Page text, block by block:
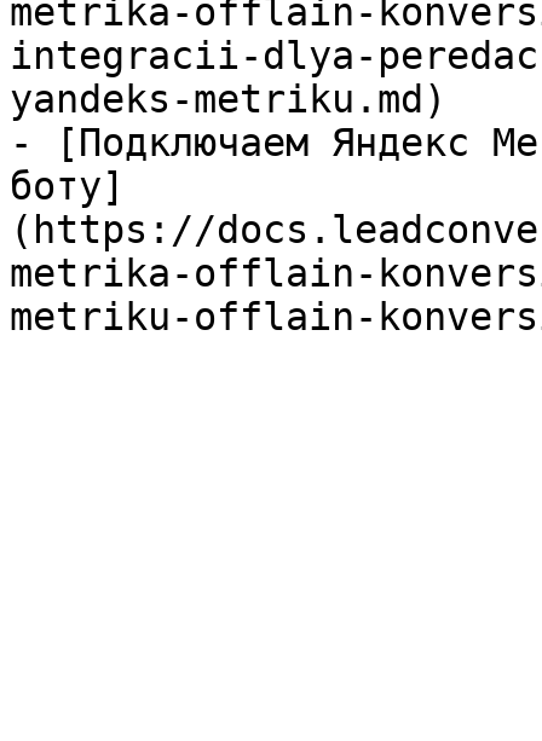
metrika-offlain-
integracii-dlya-
yandeks-metriku.md)
- [Подключаем Яндекс
боту]
(https://
metrika-offlain-